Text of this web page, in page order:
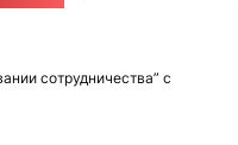
сотрудничества” с